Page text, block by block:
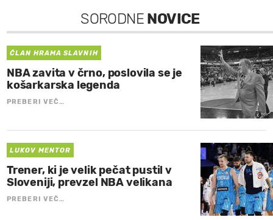
SORODNE NOVICE
ČLAN HRAMA SLAVNIH
NBA zavita v črno, poslovila se je
košarkarska legenda
PREBERI VEČ…
LUKOV MENTOR
Trener, ki je velik pečat pustil v
Sloveniji, prevzel NBA velikana
PREBERI VEČ…